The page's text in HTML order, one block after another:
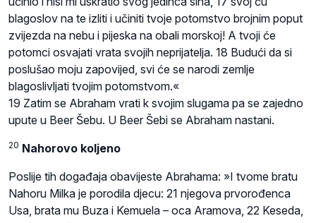
blagoslov na te izliti i učiniti tvoje potomstvo brojnim poput
zvijezda na nebu i pijeska na obali morskoj! A tvoji će
potomci osvajati vrata svojih neprijatelja. 18 Budući da si
poslušao moju zapovijed, svi će se narodi zemlje
blagoslivljati tvojim potomstvom.«
19 Zatim se Abraham vrati k svojim slugama pa se zajedno
upute u Beer Šebu. U Beer Šebi se Abraham nastani.
20 Nahorovo koljeno
Poslije tih događaja obavijeste Abrahama: »I tvome bratu
Nahoru Milka je porodila djecu: 21 njegova prvorođenca
Usa, brata mu Buza i Kemuela – oca Aramova, 22 Keseda,